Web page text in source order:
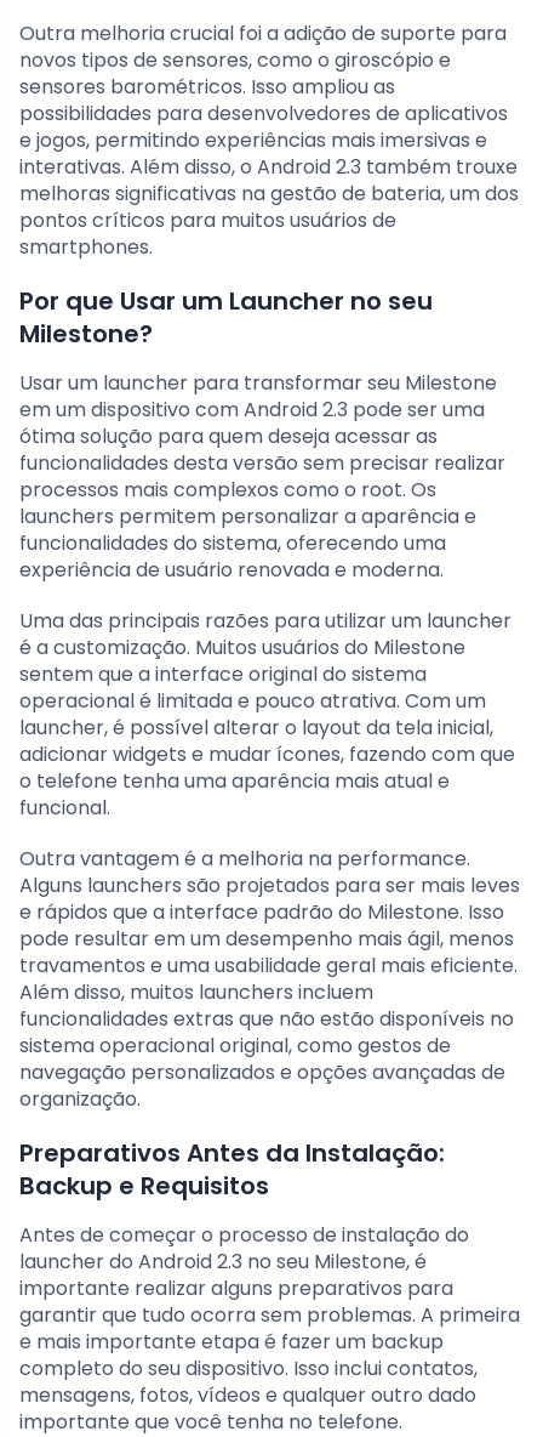
Outra melhoria crucial foi a adição de suporte para
novos tipos de sensores, como o giroscópio e
sensores barométricos. Isso ampliou as
possibilidades para desenvolvedores de aplicativos
e jogos, permitindo experiências mais imersivas e
interativas. Além disso, o Android 2.3 também trouxe
melhoras significativas na gestão de bateria, um dos
pontos críticos para muitos usuários de
smartphones.
Por que Usar um Launcher no seu
Milestone?
Usar um launcher para transformar seu Milestone
em um dispositivo com Android 2.3 pode ser uma
ótima solução para quem deseja acessar as
funcionalidades desta versão sem precisar realizar
processos mais complexos como o root. Os
launchers permitem personalizar a aparência e
funcionalidades do sistema, oferecendo uma
experiência de usuário renovada e moderna.
Uma das principais razões para utilizar um launcher
é a customização. Muitos usuários do Milestone
sentem que a interface original do sistema
operacional é limitada e pouco atrativa. Com um
launcher, é possível alterar o layout da tela inicial,
adicionar widgets e mudar ícones, fazendo com que
o telefone tenha uma aparência mais atual e
funcional.
Outra vantagem é a melhoria na performance.
Alguns launchers são projetados para ser mais leves
e rápidos que a interface padrão do Milestone. Isso
pode resultar em um desempenho mais ágil, menos
travamentos e uma usabilidade geral mais eficiente.
Além disso, muitos launchers incluem
funcionalidades extras que não estão disponíveis no
sistema operacional original, como gestos de
navegação personalizados e opções avançadas de
organização.
Preparativos Antes da Instalação:
Backup e Requisitos
Antes de começar o processo de instalação do
launcher do Android 2.3 no seu Milestone, é
importante realizar alguns preparativos para
garantir que tudo ocorra sem problemas. A primeira
e mais importante etapa é fazer um backup
completo do seu dispositivo. Isso inclui contatos,
mensagens, fotos, vídeos e qualquer outro dado
importante que você tenha no telefone.